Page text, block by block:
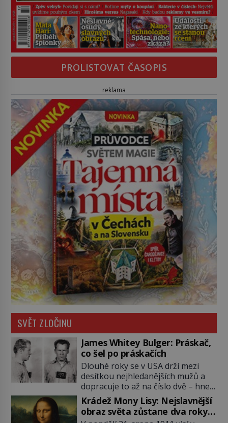
PROLISTOVAT ČASOPIS
reklama
SVĚT ZLOČINU
James Whitey Bulger: Práskač,
co šel po práskačích
Dlouhé roky se v USA drží mezi
desítkou nejhledanějších mužů a
dopracuje to až na číslo dvě – hned
po Usámovi bin Ládinovi (1957–
2011). To je James „Whitey“ Bulger
(1929–2018) viněný ze spoluúčasti
Krádež Mony Lisy: Nejslavnější
obraz světa zůstane dva roky